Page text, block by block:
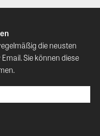
die neusten
Sie können diese